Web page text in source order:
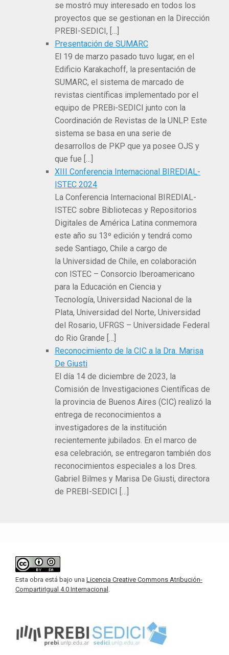
se mostró muy interesado en todos los
proyectos que se gestionan en la Dirección
PREBI-SEDICI, […]
Presentación de SUMARC
El 19 de marzo pasado tuvo lugar, en el
Edificio Karakachoff, la presentación de
SUMARC, el sistema de marcado de
revistas científicas implementado por el
equipo de PREBi-SEDICI junto con la
Coordinación de Revistas de la UNLP. Este
sistema se basa en una serie de
desarrollos de PKP que ya posee OJS y
que fue […]
XIII Conferencia Internacional BIREDIAL-
ISTEC 2024
La Conferencia Internacional BIREDIAL-
ISTEC sobre Bibliotecas y Repositorios
Digitales de América Latina conmemora
este año su 13º edición y tendrá como
sede Santiago, Chile a cargo de
la Universidad de Chile, en colaboración
con ISTEC – Consorcio Iberoamericano
para la Educación en Ciencia y
Tecnología, Universidad Nacional de la
Plata, Universidad del Norte, Universidad
del Rosario, UFRGS – Universidade Federal
do Rio Grande […]
Reconocimiento de la CIC a la Dra. Marisa
De Giusti
El día 14 de diciembre de 2023, la
Comisión de Investigaciones Científicas de
la provincia de Buenos Aires (CIC) realizó la
entrega de reconocimientos a
investigadores de la institución
recientemente jubilados. En el marco de
esa celebración, se entregaron también dos
reconocimientos especiales a los Dres.
Gabriel Bilmes y Marisa De Giusti, directora
de PREBI-SEDICI […]
Esta obra está bajo una Licencia Creative Commons Atribución-
CompartirIgual 4.0 Internacional .